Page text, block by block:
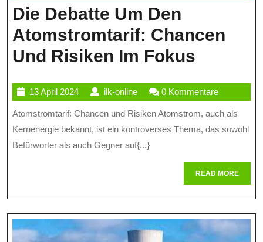
Die Debatte Um Den
Atomstromtarif: Chancen
Und Risiken Im Fokus
Um
Den
Und
Risiken
Im
13 April 202413
April
2024
ilk-onlineilk-
online
0 Kommentare
Atomstromtarif: Chancen und Risiken Atomstrom, auch als
Kernenergie bekannt, ist ein kontroverses Thema, das sowohl
Befürworter als auch Gegner auf{...}
READ MOREREAD
MORE